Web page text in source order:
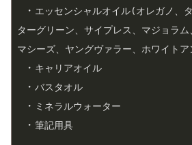
・ エッセンシャルオイル(オレガノ、
ターグリーン、サイプレス、マジョラ
マシーズ、ヤングヴァラー、ホワイト
・ キャリアオイル
・ バスタオル
・ ミネラルウォーター
・ 筆記用具